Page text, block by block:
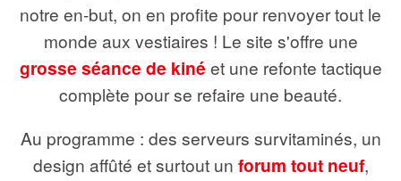
notre en-but, on en profite pour renvoyer tout le
monde aux vestiaires ! Le site s'offre une
grosse séance de kiné et une refonte tactique
complète pour se refaire une beauté.
Au programme : des serveurs survitaminés, un
design affûté et surtout un forum tout neuf,